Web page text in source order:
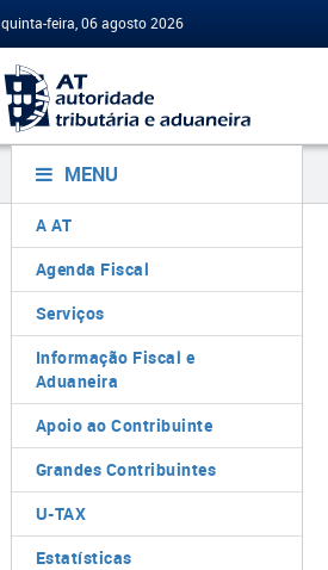
quinta-feira, 06 agosto 2026
MENU
A AT
Agenda Fiscal
Serviços
Informação Fiscal e
Aduaneira
Apoio ao Contribuinte
Grandes Contribuintes
U-TAX
Estatísticas